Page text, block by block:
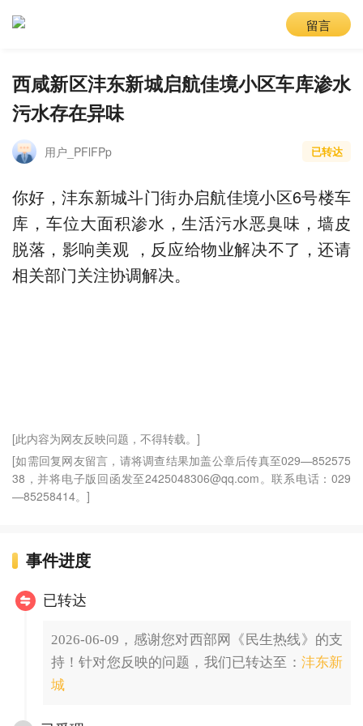
留言
西咸新区沣东新城启航佳境小区车库渗水
污水存在异味
用户_PFlFPp 已转达
你好，沣东新城斗门街办启航佳境小区6号楼车
库，车位大面积渗水，生活污水恶臭味，墙皮
脱落，影响美观 ，反应给物业解决不了，还请
相关部门关注协调解决。
[此内容为网友反映问题，不得转载。]
[如需回复网友留言，请将调查结果加盖公章后传真至029—852575
38，并将电子版回函发至2425048306@qq.com。联系电话：029
—85258414。]
事件进度
已转达
2026-06-09，感谢您对西部网《民生热线》的支
持！针对您反映的问题，我们已转达至： 沣东新
城